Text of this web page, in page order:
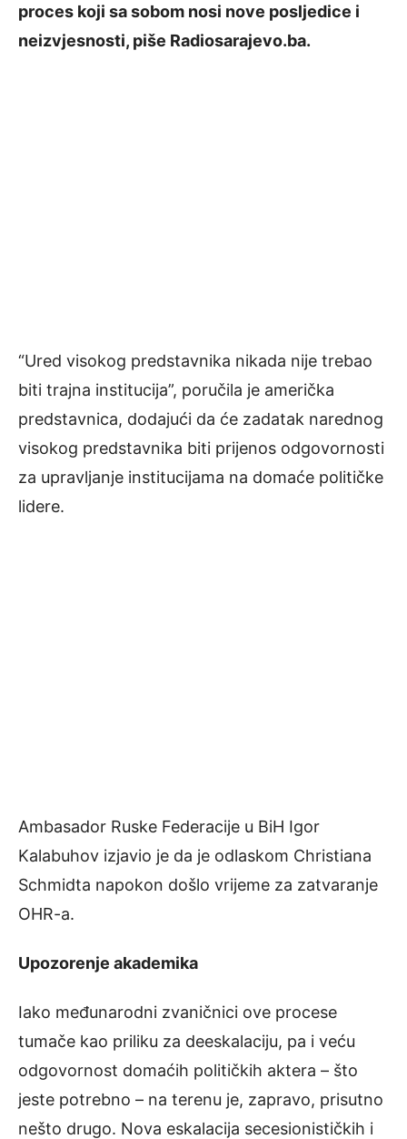
proces koji sa sobom nosi nove posljedice i
neizvjesnosti, piše Radiosarajevo.ba.
“Ured visokog predstavnika nikada nije trebao
biti trajna institucija”, poručila je američka
predstavnica, dodajući da će zadatak narednog
visokog predstavnika biti prijenos odgovornosti
za upravljanje institucijama na domaće političke
lidere.
Ambasador Ruske Federacije u BiH Igor
Kalabuhov izjavio je da je odlaskom Christiana
Schmidta napokon došlo vrijeme za zatvaranje
OHR-a.
Upozorenje akademika
Iako međunarodni zvaničnici ove procese
tumače kao priliku za deeskalaciju, pa i veću
odgovornost domaćih političkih aktera – što
jeste potrebno – na terenu je, zapravo, prisutno
nešto drugo. Nova eskalacija secesionističkih i